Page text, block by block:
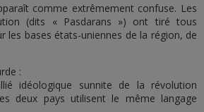
comme extrêmement confuse. Les
(dits « Pasdarans ») ont tiré tous
les bases états-uniennes de la région, de
:
idéologique sunnite de la révolution
deux pays utilisent le même langage